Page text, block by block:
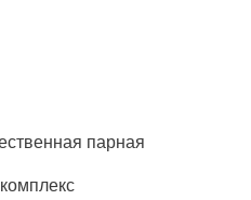
парная